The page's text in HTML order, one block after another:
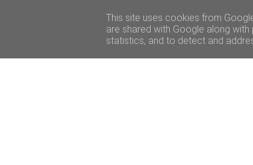
This site uses cookies from
are shared with Google along
statistics, and to detect and